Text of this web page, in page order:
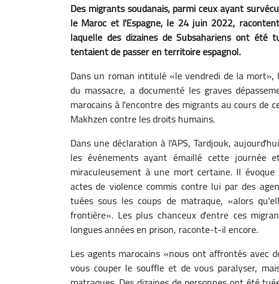
Des migrants soudanais, parmi ceux ayant
le Maroc et l'Espagne, le 24 juin 2022,
laquelle des dizaines de Subsahariens ont été
tentaient de passer en territoire espagnol.
Dans un roman intitulé «le vendredi de la mort»,
du massacre, a documenté les graves
marocains à l'encontre des migrants au cours de
Makhzen contre les droits humains.
Dans une déclaration à l'APS, Tardjouk,
les événements ayant émaillé cette journée
miraculeusement à une mort certaine. Il
actes de violence commis contre lui par des
tuées sous les coups de matraque, «alors
frontière». Les plus chanceux d'entre ces
longues années en prison, raconte-t-il encore.
Les agents marocains «nous ont affrontés avec
vous couper le souffle et de vous paralyser,